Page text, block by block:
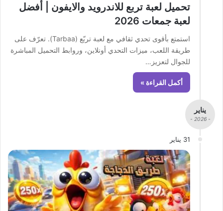
تحميل لعبة تربع للاندرويد والايفون | أفضل
لعبة جمعات 2026
استمتع بأقوى تحدي ثقافي مع لعبة تربّع (Tarbaa). تعرّف على
طريقة اللعب، ميزات التحدي أونلاين، وروابط التحميل المباشرة
للجوال لتعزيز…
أكمل القراءة »
يناير
- 2026 -
31 يناير